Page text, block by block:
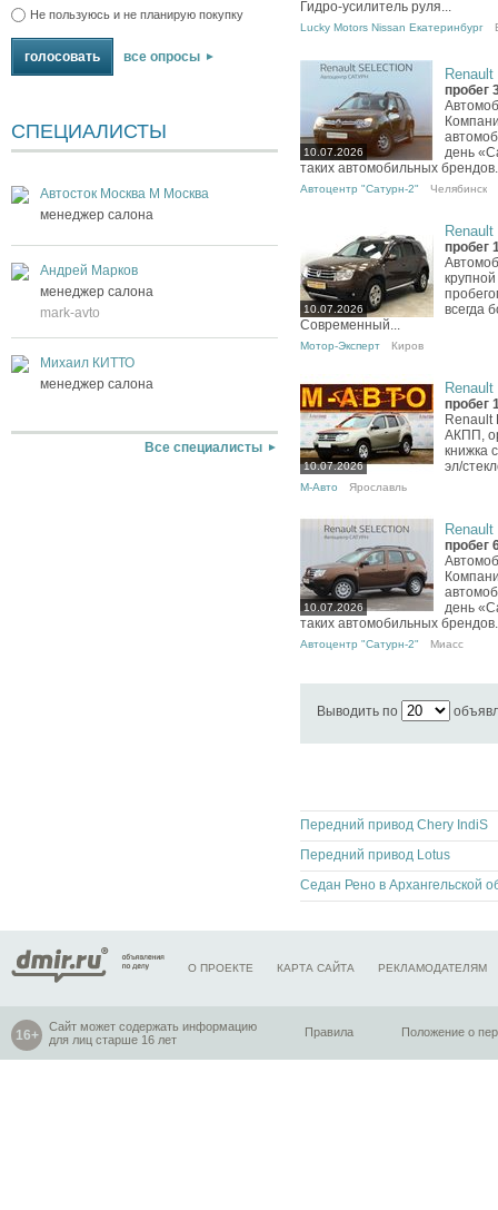
Не пользуюсь и не планирую покупку
все опросы
СПЕЦИАЛИСТЫ
Автосток Москва М Москва
менеджер салона
Андрей Марков
менеджер салона
mark-avto
Михаил КИТТО
менеджер салона
Все специалисты
Гидро-усилитель руля...
Lucky Motors Nissan Екатеринбург
10.07.2026
Renault
пробег
день
таких автомобильных
Автоцентр "Сатурн-2" Челябинск
10.07.2026
Renault
пробег
всегда
Современный...
Мотор-Эксперт Киров
10.07.2026
Renault
пробег
Renault
АКПП,
книжка
эл/
М-Авто Ярославль
10.07.2026
Renault
пробег
день
таких автомобильных
Автоцентр "Сатурн-2" Миасс
Выводить по
Передний привод Chery IndiS
Передний привод Lotus
Седан Рено в Архангельской
О ПРОЕКТЕ КАРТА САЙТА РЕКЛАМОДАТЕЛЯМ
Сайт может содержать информацию
для лиц старше 16 лет
Правила Положение о